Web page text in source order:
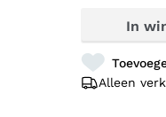
In
Alleen